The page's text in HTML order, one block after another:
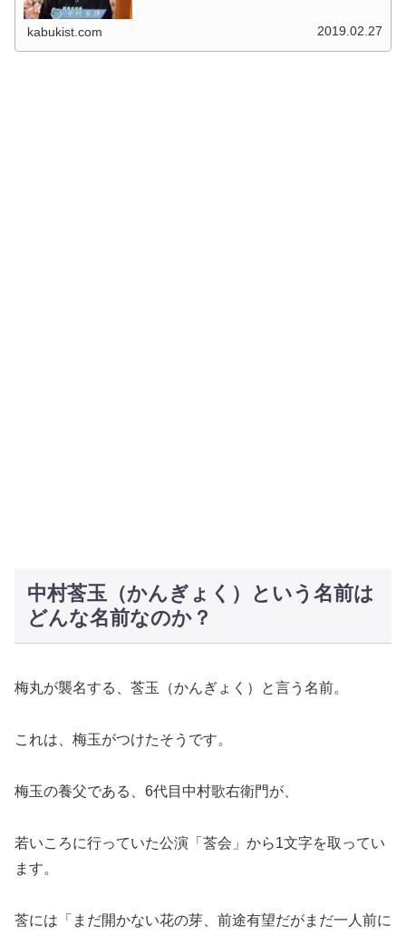
kabukist.com 2019.02.27
中村莟玉（かんぎょく）という名前は
どんな名前なのか？
梅丸が襲名する、莟玉（かんぎょく）と言う名前。
これは、梅玉がつけたそうです。
梅玉の養父である、6代目中村歌右衛門が、
若いころに行っていた公演「莟会」から1文字を取ってい
ます。
莟には「まだ開かない花の芽、前途有望だがまだ一人前に